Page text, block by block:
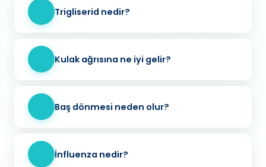
Trigliserid nedir?
Kulak ağrısına ne iyi gelir?
Baş dönmesi neden olur?
İnfluenza nedir?